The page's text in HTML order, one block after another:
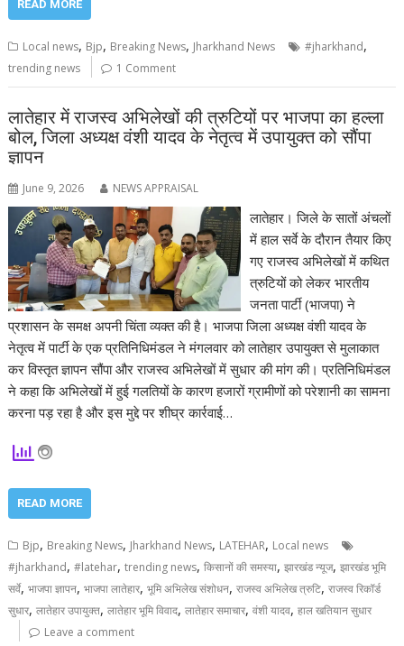
READ MORE
Local news, Bjp, Breaking News, Jharkhand News #jharkhand,
trending news 1 Comment
लातेहार में राजस्व अभिलेखों की त्रुटियों पर भाजपा का हल्ला
बोल, जिला अध्यक्ष वंशी यादव के नेतृत्व में उपायुक्त को सौंपा
ज्ञापन
June 9, 2026 NEWS APPRAISAL
लातेहार। जिले के सातों अंचलों
में हाल सर्वे के दौरान तैयार किए
गए राजस्व अभिलेखों में कथित
त्रुटियों को लेकर भारतीय
जनता पार्टी (भाजपा) ने
प्रशासन के समक्ष अपनी चिंता व्यक्त की है। भाजपा जिला अध्यक्ष वंशी यादव के
नेतृत्व में पार्टी के एक प्रतिनिधिमंडल ने मंगलवार को लातेहार उपायुक्त से मुलाकात
कर विस्तृत ज्ञापन सौंपा और राजस्व अभिलेखों में सुधार की मांग की। प्रतिनिधिमंडल
ने कहा कि अभिलेखों में हुई गलतियों के कारण हजारों ग्रामीणों को परेशानी का सामना
करना पड़ रहा है और इस मुद्दे पर शीघ्र कार्रवाई…
READ MORE
Bjp, Breaking News, Jharkhand News, LATEHAR, Local news
#jharkhand,#latehar,trending news,किसानों की समस्या,झारखंड न्यूज,झारखंड भूमि
सर्वे,भाजपा ज्ञापन,भाजपा लातेहार,भूमि अभिलेख संशोधन,राजस्व अभिलेख त्रुटि,राजस्व रिकॉर्ड
सुधार,लातेहार उपायुक्त,लातेहार भूमि विवाद,लातेहार समाचार,वंशी यादव,हाल खतियान सुधार
Leave a comment